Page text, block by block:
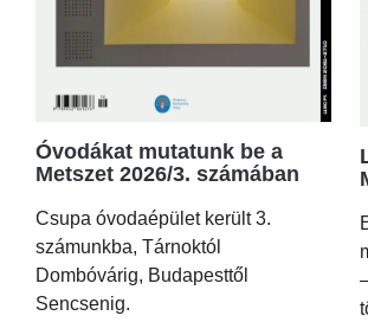
Óvodákat mutatunk be a
Metszet 2026/3. számában
Csupa óvodaépület került 3.
számunkba, Tárnoktól
Dombóvárig, Budapesttől
Sencsenig.